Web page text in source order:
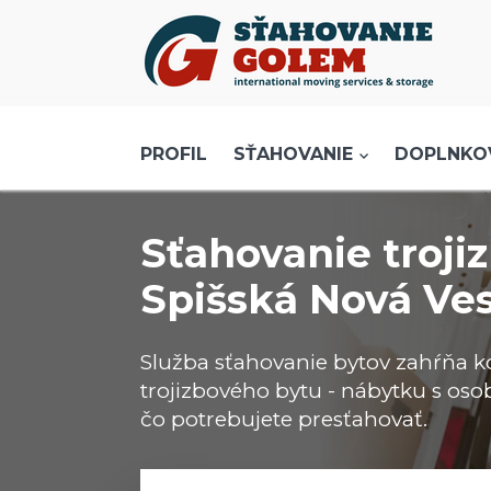
Menu
SŤAHOVANIE - SŤAHOVACIE SLUŽBY
DOPRAVA - DOPRAVNÉ SLUŽBY
SKLADOVANIE
PROFIL SŤAHOVANIE
Sťahovanie
Spišská Nová
Služba sťahovanie bytov zahŕňa
trojizbového bytu - nábytku s
čo potrebujete presťahovať.